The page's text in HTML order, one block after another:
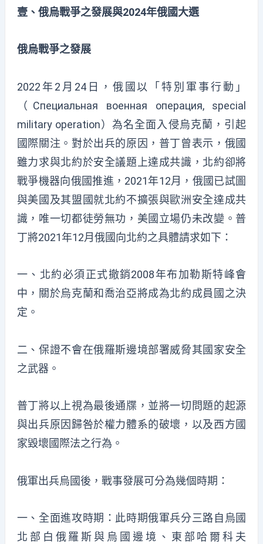
壹、俄烏戰爭之發展與2024年俄國大選
俄烏戰爭之發展
2022年2月24日，俄國以「特別軍事行動」
（Специальная военная операция, special
military operation）為名全面入侵烏克蘭，引起
國際關注。對於出兵的原因，普丁曾表示，俄國
雖力求與北約於安全議題上達成共識，北約卻將
戰爭機器向俄國推進，2021年12月，俄國已試圖
與美國及其盟國就北約不擴張與歐洲安全達成共
識，唯一切都徒勞無功，美國立場仍未改變。普
丁將2021年12月俄國向北約之具體請求如下：
一、北約必須正式撤銷2008年布加勒斯特峰會
中，關於烏克蘭和喬治亞將成為北約成員國之決
定。
二、保證不會在俄羅斯邊境部署威脅其國家安全
之武器。
普丁將以上視為最後通牒，並將一切問題的起源
與出兵原因歸咎於權力體系的破壞，以及西方國
家毀壞國際法之行為。
俄軍出兵烏國後，戰事發展可分為幾個時期：
一、全面進攻時期：此時期俄軍兵分三路自烏國
北部白俄羅斯與烏國邊境、東部哈爾科夫